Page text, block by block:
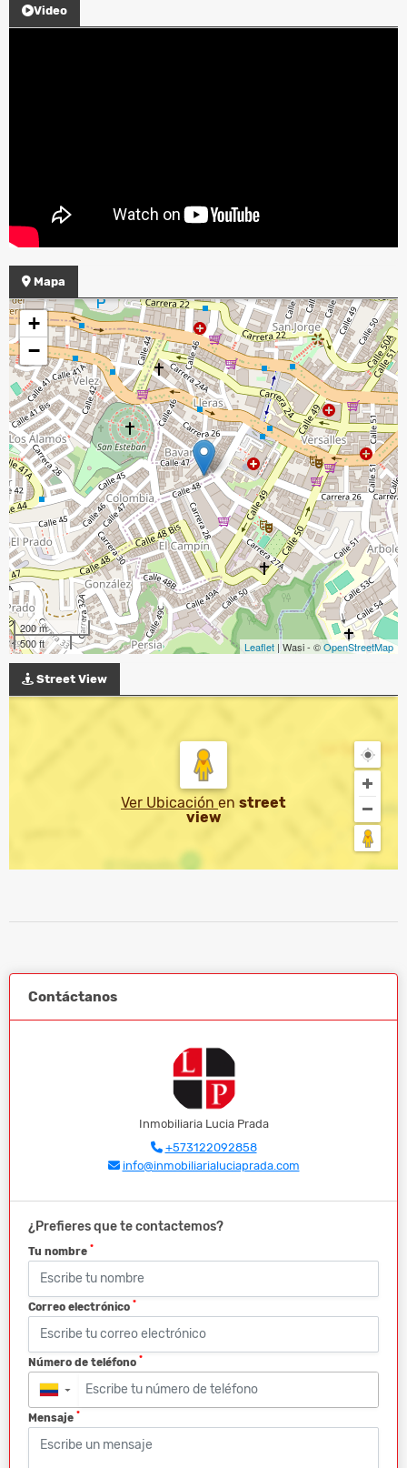
Video
Mapa
+
−
200 m
500 ft
Leaflet | Wasi - ©OpenStreetMap
Street View
Ver Ubicación en street
view
Contáctanos
Inmobiliaria Lucia Prada
+573122092858
info@inmobiliarialuciaprada.com
¿Prefieres que te contactemos?
Tu nombre *
Correo electrónico *
Número de teléfono *
▼
Mensaje *